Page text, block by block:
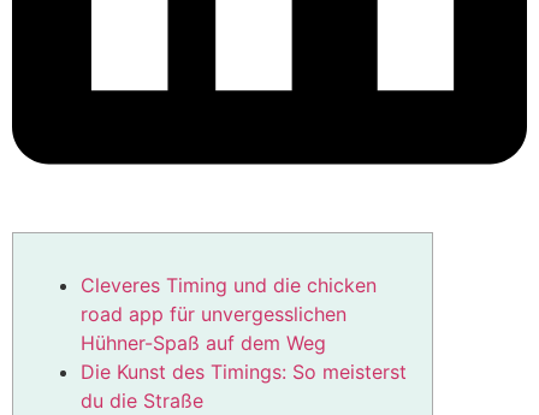
Cleveres Timing und die chicken
road app für unvergesslichen
Hühner-Spaß auf dem Weg
Die Kunst des Timings: So meisterst
du die Straße